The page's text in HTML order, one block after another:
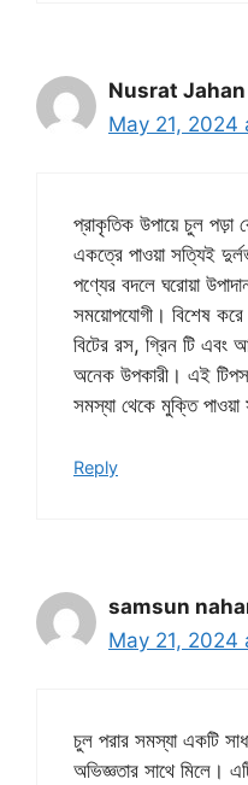
Nusrat
May 21, 2024
প্রাকৃতিক উপায়ে চুল পড়া
একত্রে পাওয়া সত্যিই
পণ্যের বদলে ঘরোয়া
সময়োপযোগী। বিশেষ
বিটের রস, গ্রিন টি এবং
অনেক উপকারী। এই
সমস্যা থেকে মুক্তি
Reply
samsun
May 21, 2024
চুল পরার সমস্যা একটি
অভিজ্ঞতার সাথে মিলে।